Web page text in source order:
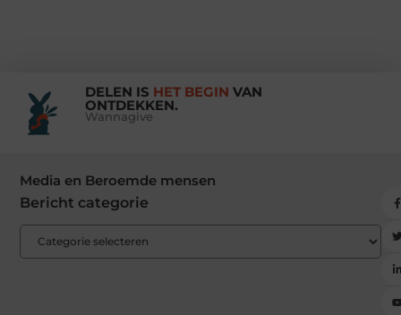
DELEN IS HET BEGIN VAN
ONTDEKKEN.
Wannagive
Media en Beroemde mensen
Bericht categorie